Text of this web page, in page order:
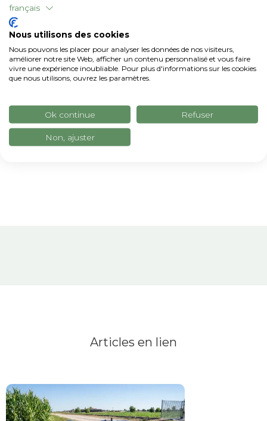
développement rural correspondant de la
province autonome de Trente
Liens utiles :
https://www.provincia.tn.it/Servizi/SRG01-
Bando-2024-per-il-sostegno-ai-gruppi-
https://www.innovarurale.it/it/pei-agri/gruppi-
operativi/bancadati-go-pei/sviluppo-di-un-
Articles en lien
français
Nous utilisons des cookies
Nous pouvons les placer pour analyser les données de nos visiteurs,
améliorer notre site Web, afficher un contenu personnalisé et vous faire
vivre une expérience inoubliable. Pour plus d'informations sur les cookies
que nous utilisons, ouvrez les paramètres.
Ok continue Refuser
Non, ajuster